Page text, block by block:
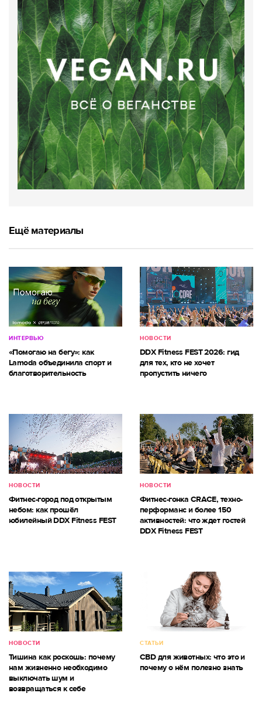
Ещё материалы
ИНТЕРВЬЮ
«Помогаю на бегу»: как
Lamoda объединила спорт и
благотворительность
НОВОСТИ
DDX Fitness FEST 2026: гид
для тех, кто не хочет
пропустить ничего
НОВОСТИ
Фитнес-город под открытым
небом: как прошёл
юбилейный DDX Fitness FEST
НОВОСТИ
Фитнес-гонка CRACE, техно-
перформанс и более 150
активностей: что ждет гостей
DDX Fitness FEST
НОВОСТИ
Тишина как роскошь: почему
нам жизненно необходимо
выключать шум и
возвращаться к себе
СТАТЬИ
CBD для животных: что это и
почему о нём полезно знать